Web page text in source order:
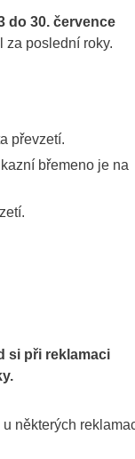
do 30. července
za poslední roky.
převzetí.
břemeno je na
si při reklamaci
některých